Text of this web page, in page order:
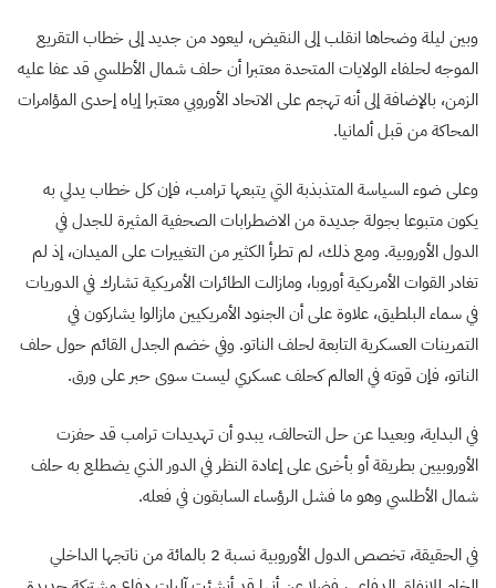
وبين ليلة وضحاها انقلب إلى النقيض، ليعود من جديد إلى خطاب التقريع
الموجه لحلفاء الولايات المتحدة معتبرا أن حلف شمال الأطلسي قد عفا عليه
الزمن، بالإضافة إلى أنه تهجم على الاتحاد الأوروبي معتبرا إياه إحدى المؤامرات
المحاكة من قبل ألمانيا.
وعلى ضوء السياسة المتذبذبة التي يتبعها ترامب، فإن كل خطاب يدلي به
يكون متبوعا بجولة جديدة من الاضطرابات الصحفية المثيرة للجدل في
الدول الأوروبية. ومع ذلك، لم تطرأ الكثير من التغييرات على الميدان، إذ لم
تغادر القوات الأمريكية أوروبا، ومازالت الطائرات الأمريكية تشارك في الدوريات
في سماء البلطيق، علاوة على أن الجنود الأمريكيين مازالوا يشاركون في
التمرينات العسكرية التابعة لحلف الناتو. وفي خضم الجدل القائم حول حلف
الناتو، فإن قوته في العالم كحلف عسكري ليست سوى حبر على ورق.
في البداية، وبعيدا عن حل التحالف، يبدو أن تهديدات ترامب قد حفزت
الأوروبيين بطريقة أو بأخرى على إعادة النظر في الدور الذي يضطلع به حلف
شمال الأطلسي وهو ما فشل الرؤساء السابقون في فعله.
في الحقيقة، تخصص الدول الأوروبية نسبة 2 بالمائة من ناتجها الداخلي